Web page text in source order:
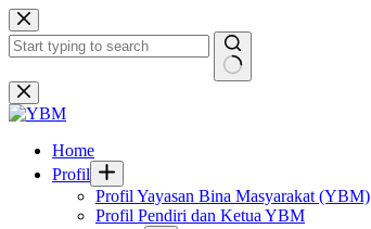
Skip
to
content
No
results
Home
Profil
Profil Yayasan Bina Masyarakat (YBM)
Profil Pendiri dan Ketua YBM